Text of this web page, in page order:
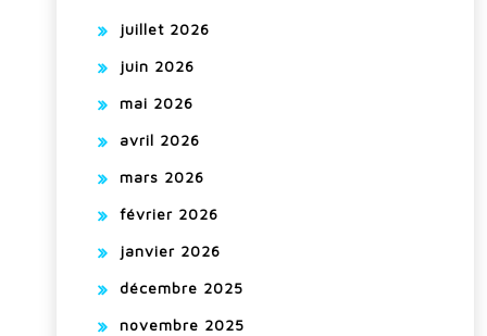
juillet 2026
juin 2026
mai 2026
avril 2026
mars 2026
février 2026
janvier 2026
décembre 2025
novembre 2025